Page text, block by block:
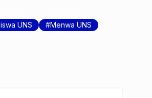
UNS
Menwa UNS